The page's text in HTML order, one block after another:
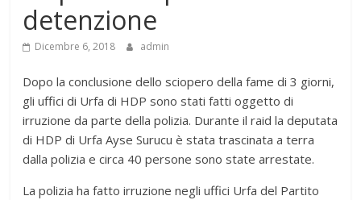
detenzione
Dicembre 6, 2018 admin
Dopo la conclusione dello sciopero della fame di 3 giorni,
gli uffici di Urfa di HDP sono stati fatti oggetto di
irruzione da parte della polizia. Durante il raid la deputata
di HDP di Urfa Ayse Surucu è stata trascinata a terra
dalla polizia e circa 40 persone sono state arrestate.
La polizia ha fatto irruzione negli uffici Urfa del Partito